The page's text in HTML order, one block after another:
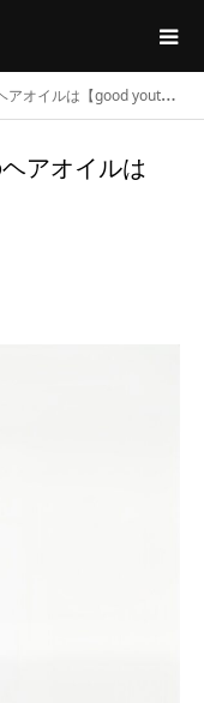
は【good youthヘアオイル】
アオイルは